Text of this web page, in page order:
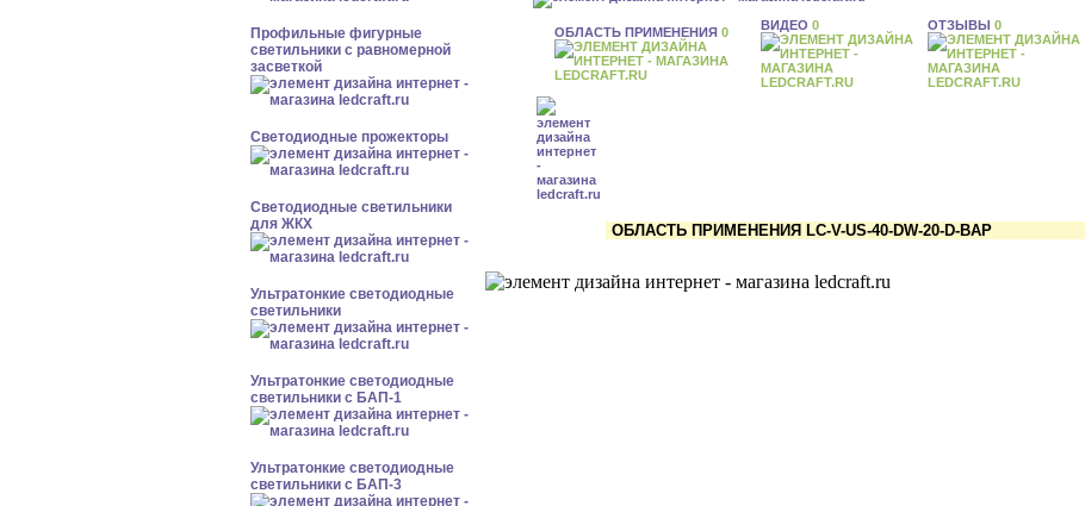
Профильные фигурные
светильники с равномерной
засветкой
Светодиодные прожекторы
Светодиодные светильники
для ЖКХ
Ультратонкие светодиодные
светильники
Ультратонкие светодиодные
светильники с БАП-1
Ультратонкие светодиодные
светильники с БАП-3
ОБЛАСТЬ ПРИМЕНЕНИЯ 0 ВИДЕО 0 ОТЗЫВЫ 0
ОБЛАСТЬ ПРИМЕНЕНИЯ LC-V-US-40-DW-20-D-BAP